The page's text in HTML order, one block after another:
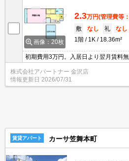
画像：20枚
2.3万円(管理費等
敷
なし 礼
なし
1階
1K 18.36m²
初期費用3万円。入居日より翌月賃料
料
株式会社アパートナー 金沢店
情報更新日 2026/07/31
賃貸アパート カーサ笠舞本町